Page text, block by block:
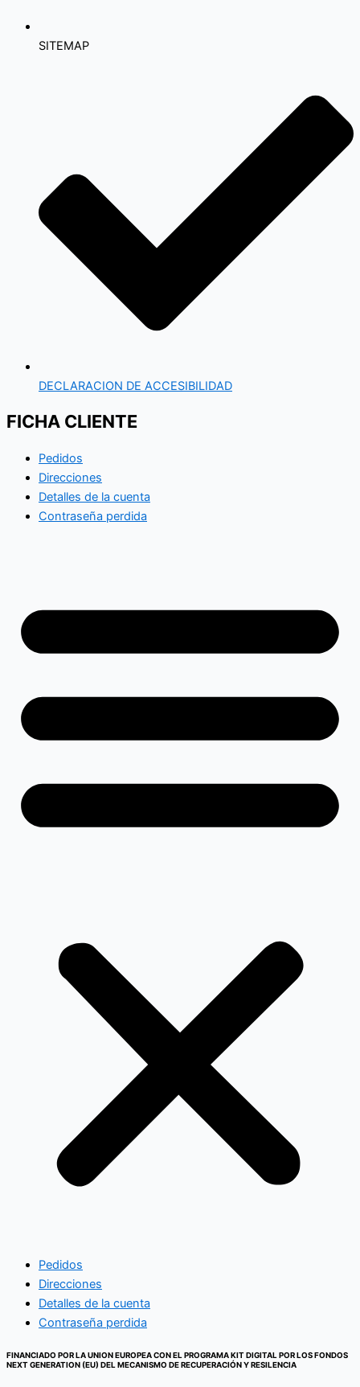
SITEMAP
DECLARACION DE ACCESIBILIDAD
FICHA CLIENTE
Pedidos
Direcciones
Detalles de la cuenta
Contraseña perdida
Pedidos
Direcciones
Detalles de la cuenta
Contraseña perdida
FINANCIADO POR LA UNION EUROPEA CON EL PROGRAMA KIT DIGITAL POR LOS FONDOS
NEXT GENERATION (EU) DEL MECANISMO DE RECUPERACIÓN Y RESILENCIA